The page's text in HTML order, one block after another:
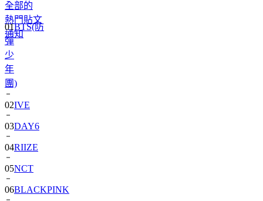
全部的
熱門貼文
通知
01BTS(防
彈
少
年
團)
02IVE
03DAY6
04RIIZE
05NCT
06BLACKPINK
07TWS